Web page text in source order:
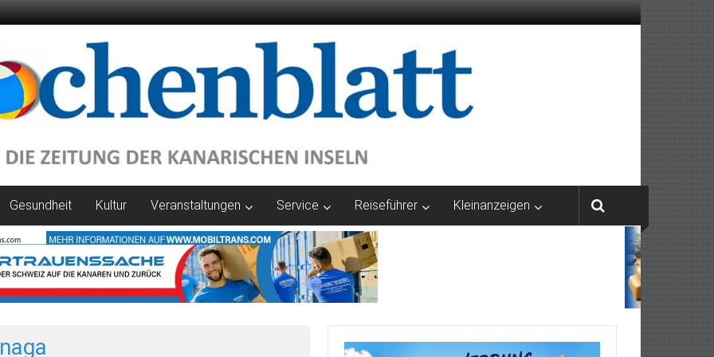
Gesundheit Kultur Veranstaltungen Service Reiseführer Kleinanzeigen